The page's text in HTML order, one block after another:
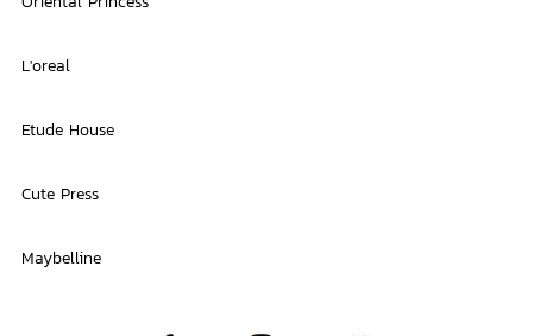
L'oreal
Etude House
Cute Press
Maybelline